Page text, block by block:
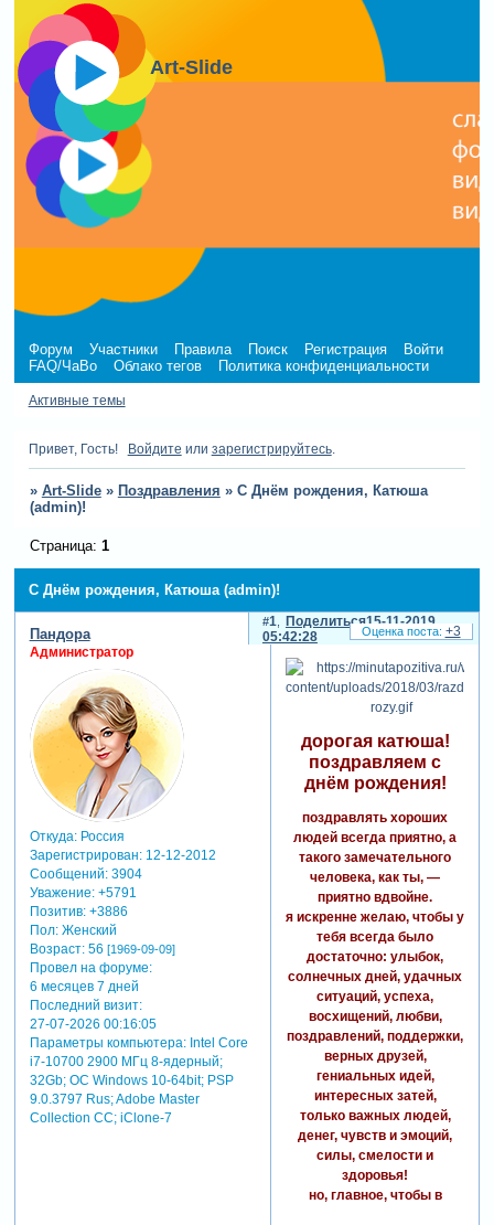
Art-Slide
Форум Участники Правила Поиск Регистрация
Войти
FAQ/ЧаВо
Облако тегов Политика конфиденциальности
Активные темы
Привет, Гость! Войдите или зарегистрируйтесь.
» Art-Slide » Поздравления » С Днём рождения, Катюша
(admin)!
С Днём рождения, Катюша (admin)!
Страница: 1
Поделиться
1
15-11-2019
05:42:28
Пандора
Администратор
Откуда:Россия
Зарегистрирован: 12-12-2012
Сообщений:3904
Уважение: +5791
Позитив: +3886
Пол:Женский
Возраст:56 [1969-09-09]
Провел на форуме:
6 месяцев 7 дней
Последний визит:
27-07-2026 00:16:05
Параметры компьютера:Intel Core
i7-10700 2900 МГц 8-ядерный;
32Gb; ОС Windows 10-64bit; PSP
9.0.3797 Rus; Adobe Master
Collection СС; iClone-7
дорогая катюша!
поздравляем с
днём рождения!
поздравлять хороших
людей всегда приятно, а
такого замечательного
человека, как ты, —
приятно вдвойне.
я искренне желаю, чтобы у
тебя всегда было
достаточно: улыбок,
солнечных дней, удачных
ситуаций, успеха,
восхищений, любви,
поздравлений, поддержки,
верных друзей,
гениальных идей,
интересных затей,
только важных людей,
денег, чувств и эмоций,
силы, смелости и
здоровья!
но, главное, чтобы в
+3